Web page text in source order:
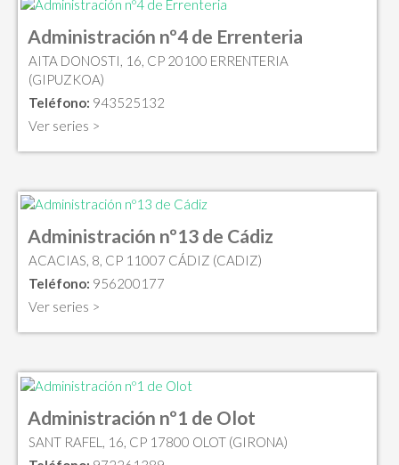
Administración nº4 de Errenteria
AITA DONOSTI, 16, CP 20100 ERRENTERIA
(GIPUZKOA)
Teléfono: 943525132
Ver series >
Administración nº13 de Cádiz
ACACIAS, 8, CP 11007 CÁDIZ (CADIZ)
Teléfono: 956200177
Ver series >
Administración nº1 de Olot
SANT RAFEL, 16, CP 17800 OLOT (GIRONA)